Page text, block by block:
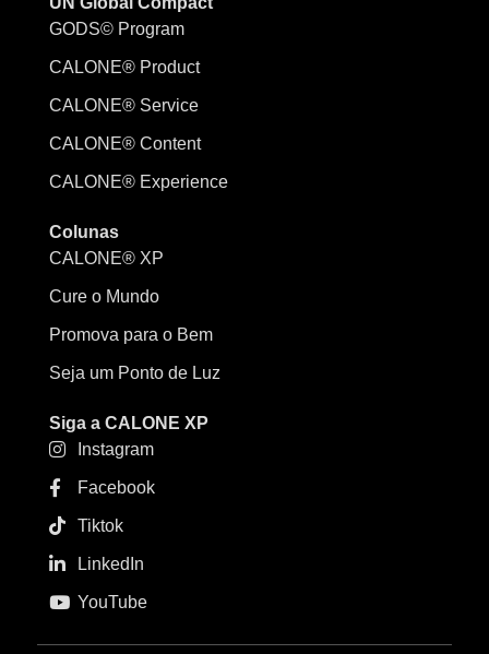
GODS© Program
CALONE® Product
CALONE® Service
CALONE® Content
CALONE® Experience
Colunas
CALONE® XP
Cure o Mundo
Promova para o Bem
Seja um Ponto de Luz
Siga a CALONE XP
Instagram
Facebook
Tiktok
LinkedIn
YouTube